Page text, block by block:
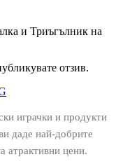
и Триъгълник на
отзив.
играчки и продукти
даде най-добрите
атрактивни цени.